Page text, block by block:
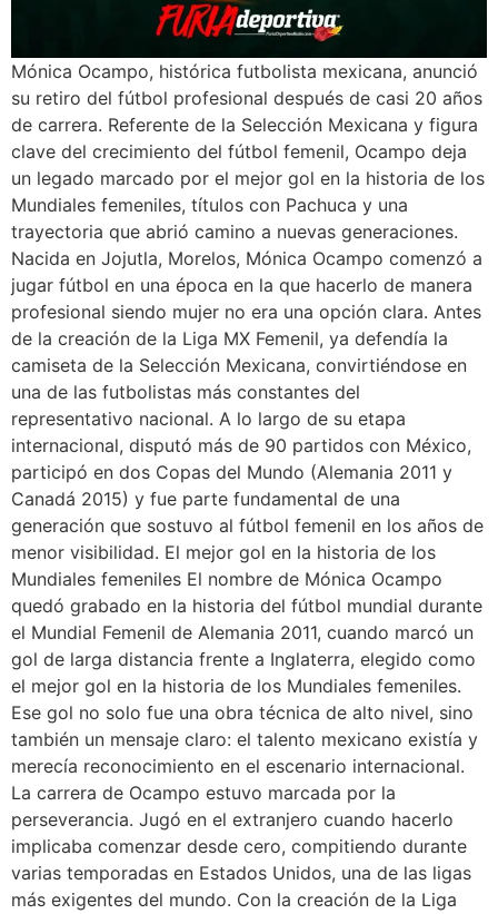
Mónica Ocampo, histórica futbolista mexicana, anunció
su retiro del fútbol profesional después de casi 20 años
de carrera. Referente de la Selección Mexicana y figura
clave del crecimiento del fútbol femenil, Ocampo deja
un legado marcado por el mejor gol en la historia de los
Mundiales femeniles, títulos con Pachuca y una
trayectoria que abrió camino a nuevas generaciones.
Nacida en Jojutla, Morelos, Mónica Ocampo comenzó a
jugar fútbol en una época en la que hacerlo de manera
profesional siendo mujer no era una opción clara. Antes
de la creación de la Liga MX Femenil, ya defendía la
camiseta de la Selección Mexicana, convirtiéndose en
una de las futbolistas más constantes del
representativo nacional. A lo largo de su etapa
internacional, disputó más de 90 partidos con México,
participó en dos Copas del Mundo (Alemania 2011 y
Canadá 2015) y fue parte fundamental de una
generación que sostuvo al fútbol femenil en los años de
menor visibilidad. El mejor gol en la historia de los
Mundiales femeniles El nombre de Mónica Ocampo
quedó grabado en la historia del fútbol mundial durante
el Mundial Femenil de Alemania 2011, cuando marcó un
gol de larga distancia frente a Inglaterra, elegido como
el mejor gol en la historia de los Mundiales femeniles.
Ese gol no solo fue una obra técnica de alto nivel, sino
también un mensaje claro: el talento mexicano existía y
merecía reconocimiento en el escenario internacional.
La carrera de Ocampo estuvo marcada por la
perseverancia. Jugó en el extranjero cuando hacerlo
implicaba comenzar desde cero, compitiendo durante
varias temporadas en Estados Unidos, una de las ligas
más exigentes del mundo. Con la creación de la Liga